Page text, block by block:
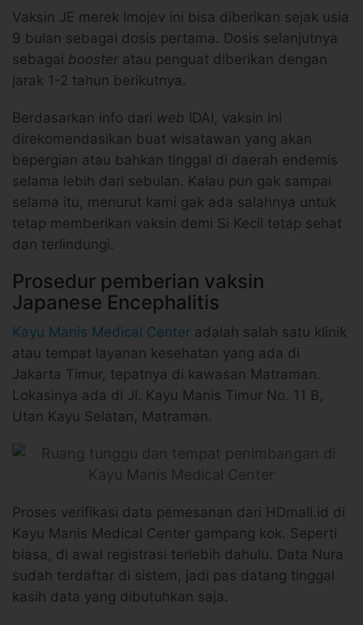
Vaksin JE merek Imojev ini bisa diberikan sejak usia
9 bulan sebagai dosis pertama. Dosis selanjutnya
sebagai booster atau penguat diberikan dengan
jarak 1-2 tahun berikutnya.
Berdasarkan info dari web IDAI, vaksin ini
direkomendasikan buat wisatawan yang akan
bepergian atau bahkan tinggal di daerah endemis
selama lebih dari sebulan. Kalau pun gak sampai
selama itu, menurut kami gak ada salahnya untuk
tetap memberikan vaksin demi Si Kecil tetap sehat
dan terlindungi.
Prosedur pemberian vaksin
Japanese Encephalitis
Kayu Manis Medical Center adalah salah satu klinik
atau tempat layanan kesehatan yang ada di
Jakarta Timur, tepatnya di kawasan Matraman.
Lokasinya ada di Jl. Kayu Manis Timur No. 11 B,
Utan Kayu Selatan, Matraman.
Proses verifikasi data pemesanan dari HDmall.id di
Kayu Manis Medical Center gampang kok. Seperti
biasa, di awal registrasi terlebih dahulu. Data Nura
sudah terdaftar di sistem, jadi pas datang tinggal
kasih data yang dibutuhkan saja.